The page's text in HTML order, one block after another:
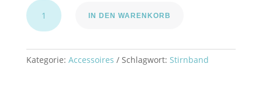
Stirnband
"Blätter"
Menge
IN DEN WARENKORB
Kategorie: Accessoires Schlagwort: Stirnband